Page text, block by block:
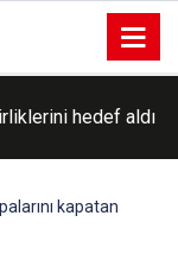
hedef aldı
kapatan